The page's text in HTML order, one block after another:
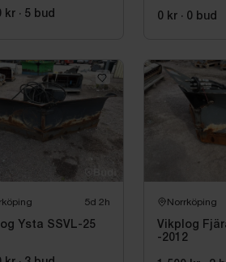
kr · 5 bud 0 kr · 0 bud
5d 2h
Ysta SSVL-25
Norrköping
Vikplog
-2012